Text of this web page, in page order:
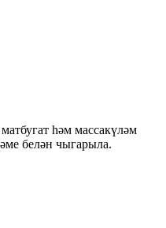
һәм массакүләм
белән чыгарыла.